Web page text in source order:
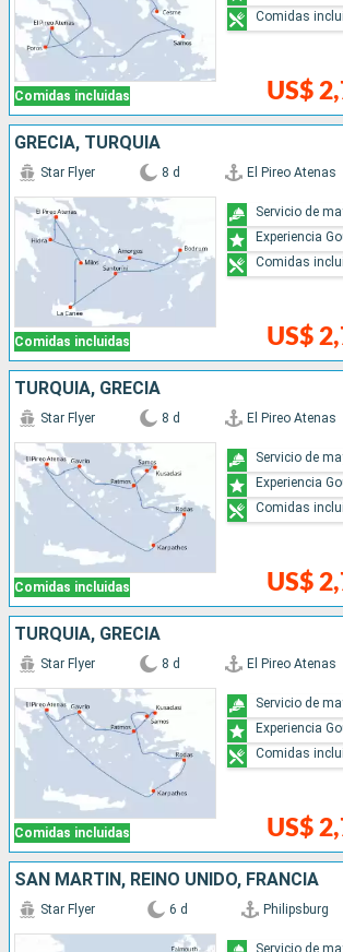
Comidas incluidas US$
Comidas
GRECIA, TURQUÍA
Comidas incluidas
Star Flyer 8 d El Pireo Atenas
US$
Servicio de
Experiencia
Comidas
TURQUÍA, GRECIA
Comidas incluidas
Star Flyer 8 d El Pireo Atenas
US$
Servicio de
Experiencia
Comidas
TURQUÍA, GRECIA
Comidas incluidas
Star Flyer 8 d El Pireo Atenas
US$
Servicio de
Experiencia
Comidas
SAN MARTÍN, REINO UNIDO, FRANCIA
Star Flyer 6 d Philipsburg
Servicio de